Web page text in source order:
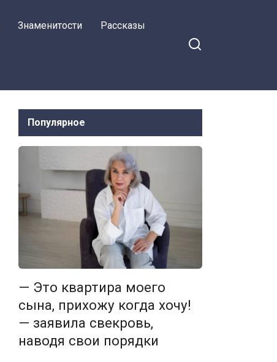
Знаменитости Рассказы
Популярное
— Это квартира моего
сына, прихожу когда хочу!
— заявила свекровь,
наводя свои порядки